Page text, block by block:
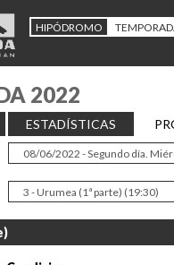
HIPÓDROMO
2022
ESTADÍSTICAS